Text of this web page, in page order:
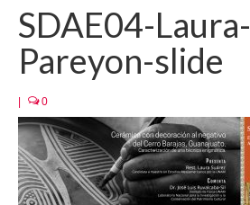
SDAE04-Laura-
Pareyon-slide
0